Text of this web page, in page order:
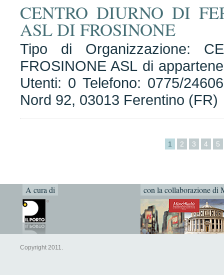
CENTRO DIURNO DI
ASL DI FROSINONE
Tipo di Organizzazione:
FROSINONE ASL di
Utenti: 0 Telefono: 0775/
Nord 92, 03013 Ferentino (FR)
1 2 3 4 5
A cura di con la collaborazione di
Copyright 2011.